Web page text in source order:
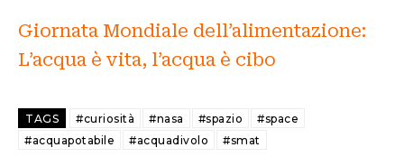
Giornata Mondiale dell’alimentazione:
L’acqua è vita, l’acqua è cibo
TAGS #curiosità #nasa #spazio
#space
#acquapotabile
#acquadivolo #smat